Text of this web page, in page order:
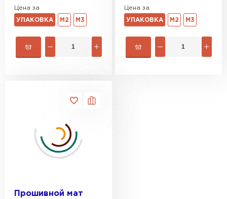
Цена за
УПАКОВКА М2 М3
Цена за
УПАКОВКА М2 М3
Прошивной мат